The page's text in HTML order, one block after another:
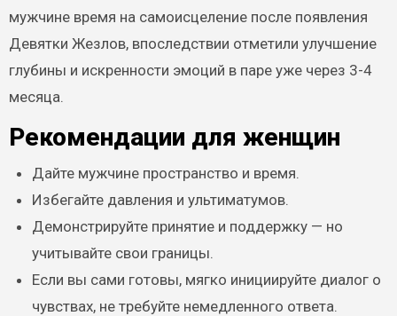
мужчине время на самоисцеление после появления
Девятки Жезлов, впоследствии отметили улучшение
глубины и искренности эмоций в паре уже через 3-4
месяца.
Рекомендации для женщин
Дайте мужчине пространство и время.
Избегайте давления и ультиматумов.
Демонстрируйте принятие и поддержку — но
учитывайте свои границы.
Если вы сами готовы, мягко инициируйте диалог о
чувствах, не требуйте немедленного ответа.